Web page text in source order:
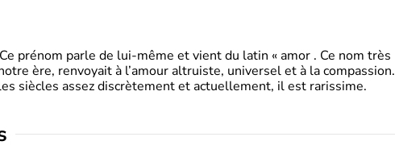
prénom parle de lui-même et vient du latin « amor . Ce nom très
ère, renvoyait à l’amour altruiste, universel et à la compassion.
siècles assez discrètement et actuellement, il est rarissime.